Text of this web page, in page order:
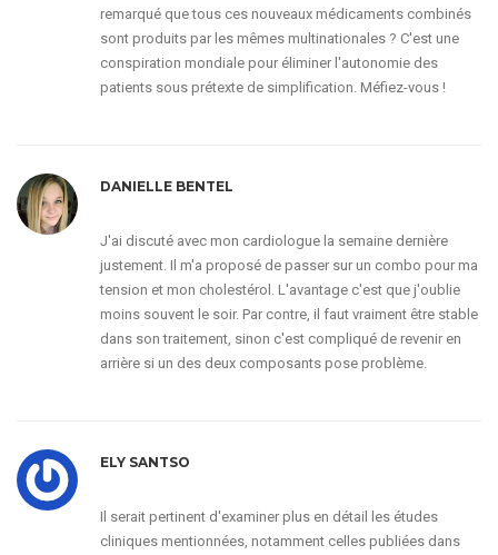
remarqué que tous ces nouveaux médicaments combinés
sont produits par les mêmes multinationales ? C'est une
conspiration mondiale pour éliminer l'autonomie des
patients sous prétexte de simplification. Méfiez-vous !
DANIELLE BENTEL
J'ai discuté avec mon cardiologue la semaine dernière
justement. Il m'a proposé de passer sur un combo pour ma
tension et mon cholestérol. L'avantage c'est que j'oublie
moins souvent le soir. Par contre, il faut vraiment être stable
dans son traitement, sinon c'est compliqué de revenir en
arrière si un des deux composants pose problème.
ELY SANTSO
Il serait pertinent d'examiner plus en détail les études
cliniques mentionnées, notamment celles publiées dans